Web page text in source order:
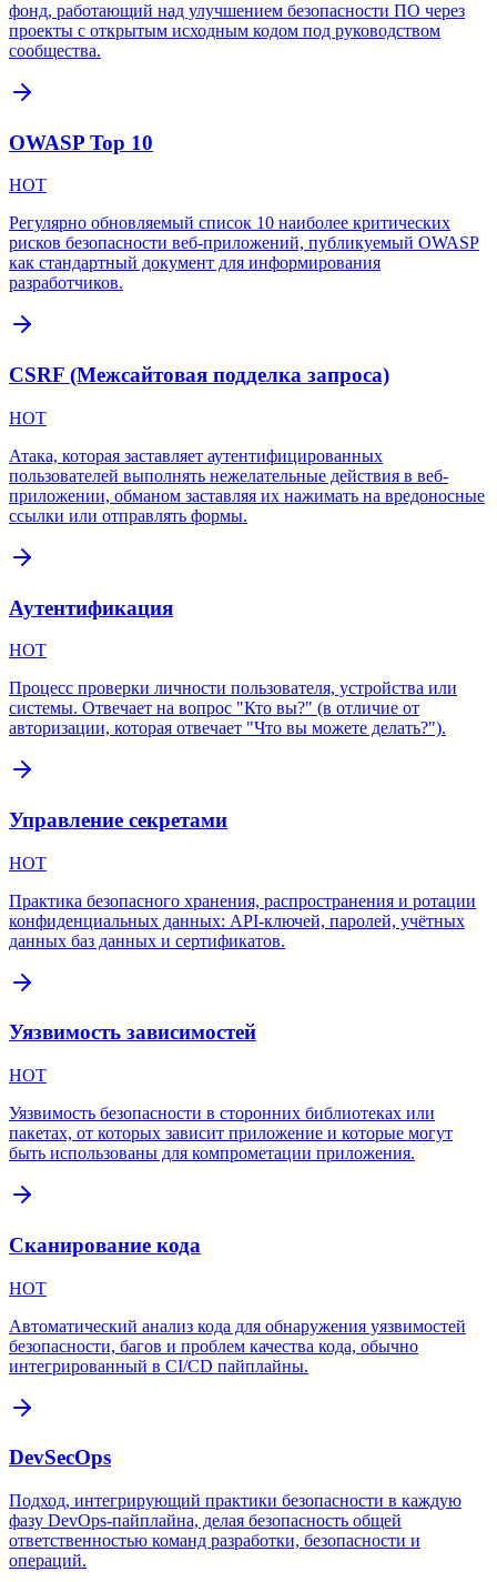
фонд, работающий над улучшением безопасности ПО через
проекты с открытым исходным кодом под руководством
сообщества.
OWASP Top 10
HOT
Регулярно обновляемый список 10 наиболее критических
рисков безопасности веб-приложений, публикуемый OWASP
как стандартный документ для информирования
разработчиков.
CSRF (Межсайтовая подделка запроса)
HOT
Атака, которая заставляет аутентифицированных
пользователей выполнять нежелательные действия в веб-
приложении, обманом заставляя их нажимать на вредоносные
ссылки или отправлять формы.
Аутентификация
HOT
Процесс проверки личности пользователя, устройства или
системы. Отвечает на вопрос "Кто вы?" (в отличие от
авторизации, которая отвечает "Что вы можете делать?").
Управление секретами
HOT
Практика безопасного хранения, распространения и ротации
конфиденциальных данных: API-ключей, паролей, учётных
данных баз данных и сертификатов.
Уязвимость зависимостей
HOT
Уязвимость безопасности в сторонних библиотеках или
пакетах, от которых зависит приложение и которые могут
быть использованы для компрометации приложения.
Сканирование кода
HOT
Автоматический анализ кода для обнаружения уязвимостей
безопасности, багов и проблем качества кода, обычно
интегрированный в CI/CD пайплайны.
DevSecOps
Подход, интегрирующий практики безопасности в каждую
фазу DevOps-пайплайна, делая безопасность общей
ответственностью команд разработки, безопасности и
операций.